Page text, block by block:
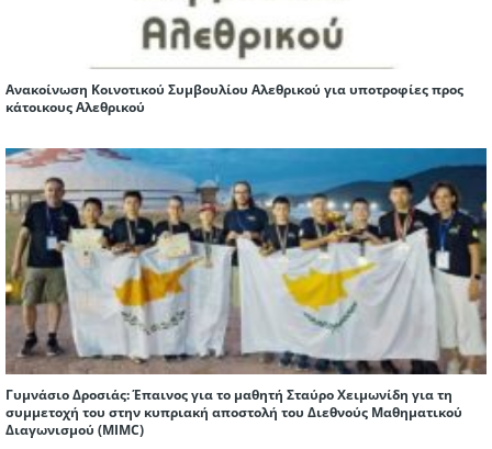
Ανακοίνωση Κοινοτικού Συμβουλίου Αλεθρικού για υποτροφίες προς
κάτοικους Αλεθρικού
Γυμνάσιο Δροσιάς: Έπαινος για το μαθητή Σταύρο Χειμωνίδη για τη
συμμετοχή του στην κυπριακή αποστολή του Διεθνούς Μαθηματικού
Διαγωνισμού (ΜIMC)